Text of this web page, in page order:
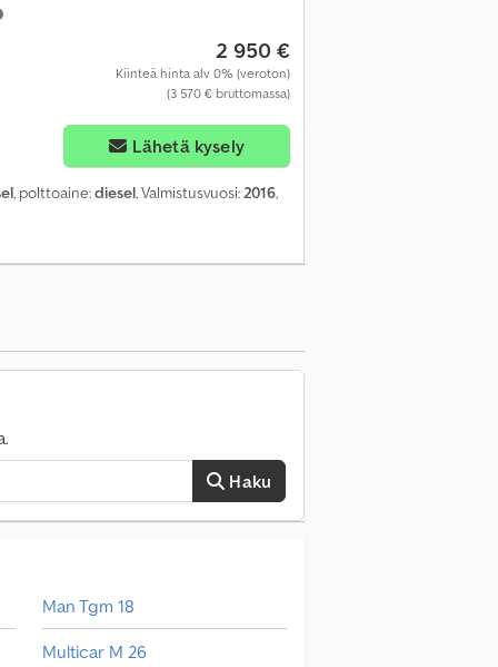
2 950 €
Kiinteä hinta alv 0% (veroton)
(3 570 € bruttomassa)
Lähetä kysely
, polttoaine:diesel, Valmistusvuosi: 2016,
Haku
Man Tgm 18
Multicar M 26